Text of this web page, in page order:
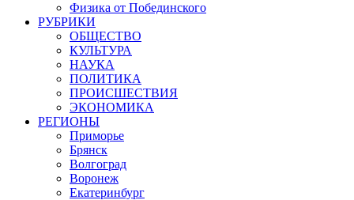
Физика от Побединского
РУБРИКИ
ОБЩЕСТВО
КУЛЬТУРА
НАУКА
ПОЛИТИКА
ПРОИСШЕСТВИЯ
ЭКОНОМИКА
РЕГИОНЫ
Приморье
Брянск
Волгоград
Воронеж
Екатеринбург